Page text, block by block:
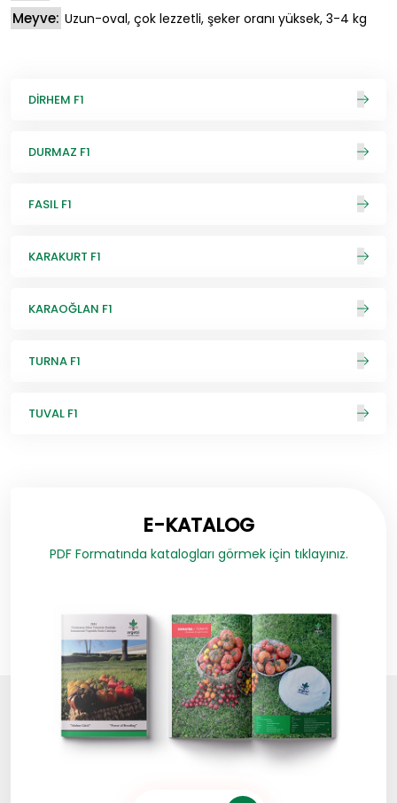
Meyve: Uzun-oval, çok lezzetli, şeker oranı yüksek, 3-4 kg
DİRHEM F1
DURMAZ F1
FASIL F1
KARAKURT F1
KARAOĞLAN F1
TURNA F1
TUVAL F1
E-KATALOG
PDF Formatında katalogları görmek için tıklayınız.